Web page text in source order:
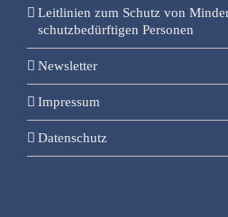
Leitlinien zum Schutz von
schutzbedürftigen Personen
Newsletter
Impressum
Datenschutz